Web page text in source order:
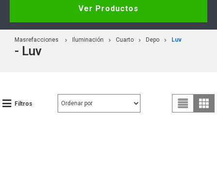
Ver Productos
Masrefacciones Iluminación Cuarto Depo Luv
- Luv
Filtros